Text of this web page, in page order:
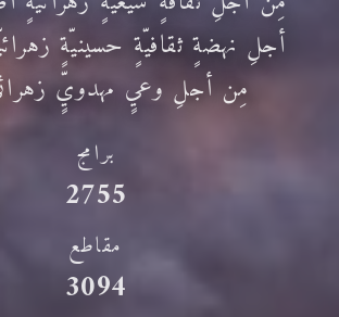
أجلِ نهضةٍ ثقافيّةٍ حسينيّةٍ
مِن أجلِ وعيٍ مهدويٍّ
برامج
2755
مقاطع
3094